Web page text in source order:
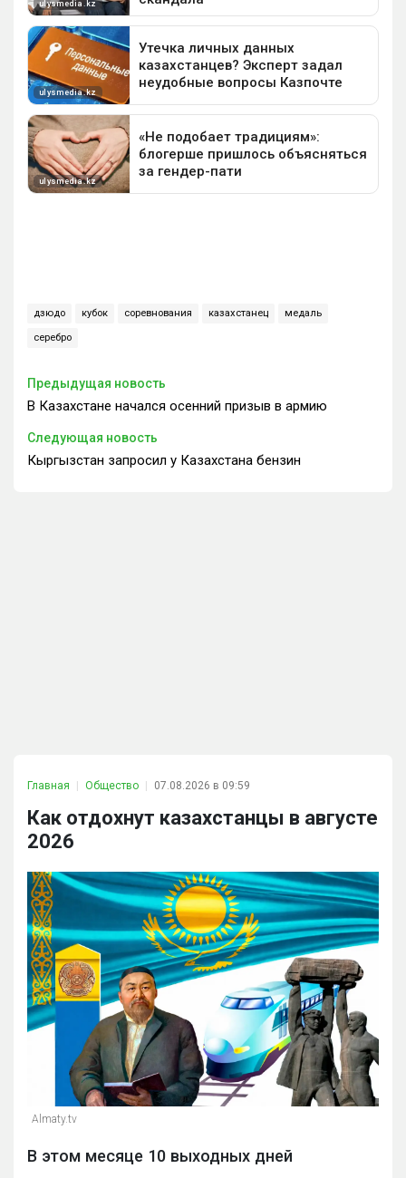
дзюдо кубок соревнования казахстанец медаль
серебро
Предыдущая новость
В Казахстане начался осенний призыв в армию
Следующая новость
Кыргызстан запросил у Казахстана бензин
Главная Общество 07.08.2026 в 09:59
Как отдохнут казахстанцы в августе
2026
Almaty.tv
В этом месяце 10 выходных дней